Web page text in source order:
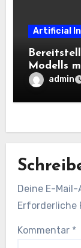
Artificial
Modells
OpenAI-
Workflows
admin
Deine E-
Erforderliche
Kommentar *